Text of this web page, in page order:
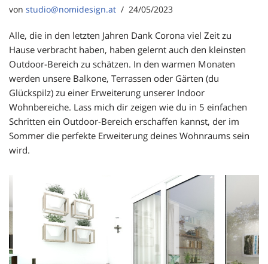
von studio@nomidesign.at 24/05/2023
Alle, die in den letzten Jahren Dank Corona viel Zeit zu
Hause verbracht haben, haben gelernt auch den kleinsten
Outdoor-Bereich zu schätzen. In den warmen Monaten
werden unsere Balkone, Terrassen oder Gärten (du
Glückspilz) zu einer Erweiterung unserer Indoor
Wohnbereiche. Lass mich dir zeigen wie du in 5 einfachen
Schritten ein Outdoor-Bereich erschaffen kannst, der im
Sommer die perfekte Erweiterung deines Wohnraums sein
wird.